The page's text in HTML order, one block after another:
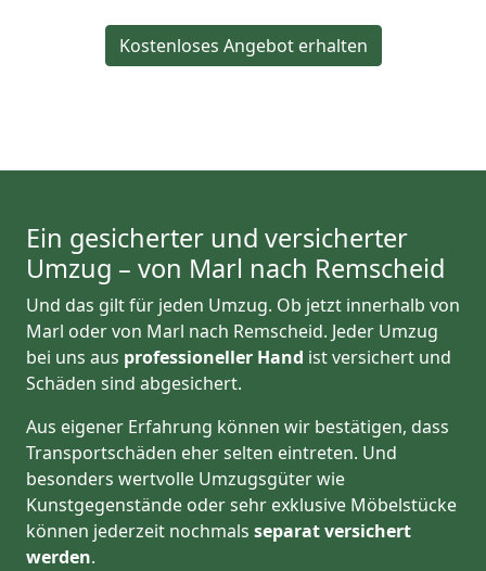
Kostenloses Angebot erhalten
Ein gesicherter und versicherter
Umzug – von Marl nach Remscheid
Und das gilt für jeden Umzug. Ob jetzt innerhalb von
Marl oder von Marl nach Remscheid. Jeder Umzug
bei uns aus professioneller Hand ist versichert und
Schäden sind abgesichert.
Aus eigener Erfahrung können wir bestätigen, dass
Transportschäden eher selten eintreten. Und
besonders wertvolle Umzugsgüter wie
Kunstgegenstände oder sehr exklusive Möbelstücke
können jederzeit nochmals separat versichert
werden.